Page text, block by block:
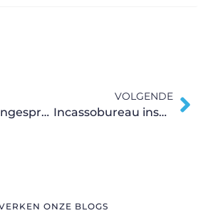
Een telefoongesprek met de klant is belangrijk, hou daar rekening mee.
VOLGENDE
Incassobureau inschakelen
ONZE BLOGS